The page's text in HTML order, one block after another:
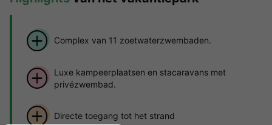
Complex van 11 zoetwaterzwembaden.
Luxe kampeerplaatsen en stacaravans met
privézwembad.
Directe toegang tot het strand